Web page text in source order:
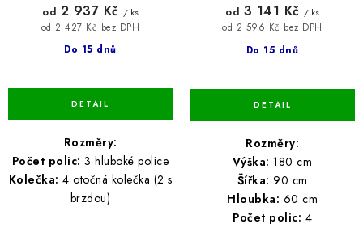
Do 15 dnů
od 2 427 Kč bez DPH
od 2 937 Kč / ks
Rozměry:
Počet polic: 3 hluboké police
Kolečka: 4 otočná kolečka (2 s
brzdou)
Do 15 dnů
od 2 596 Kč bez DPH
od 3 141 Kč / ks
Rozměry:
Výška: 180 cm
Šířka: 90 cm
Hloubka: 60 cm
Počet polic: 4